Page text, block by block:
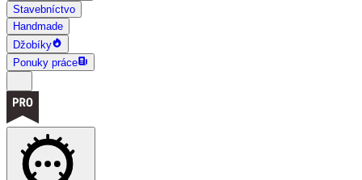
Stavebníctvo
Handmade
Džobíky
Ponuky práce